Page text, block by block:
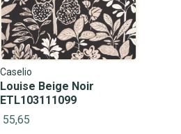
Caselio
Louise Beige Noir
ETL103111099
55,65